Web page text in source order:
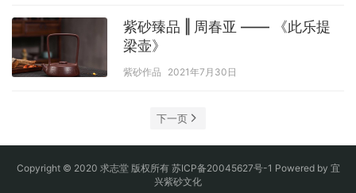
紫砂臻品 ‖ 周春亚 —— 《此乐提
梁壶》
紫砂作品 2021年7月30日
下一页
Copyright © 2020 求志堂 版权所有 苏ICP备20045627号-1 Powered by 宜
兴紫砂文化